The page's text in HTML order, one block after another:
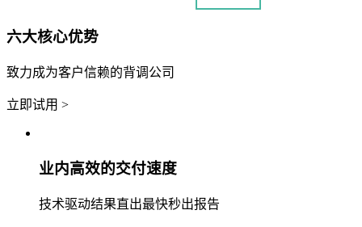
六大核心优势
致力成为客户信赖的背调公司
立即试用 >
业内高效的交付速度
技术驱动结果直出最快秒出报告